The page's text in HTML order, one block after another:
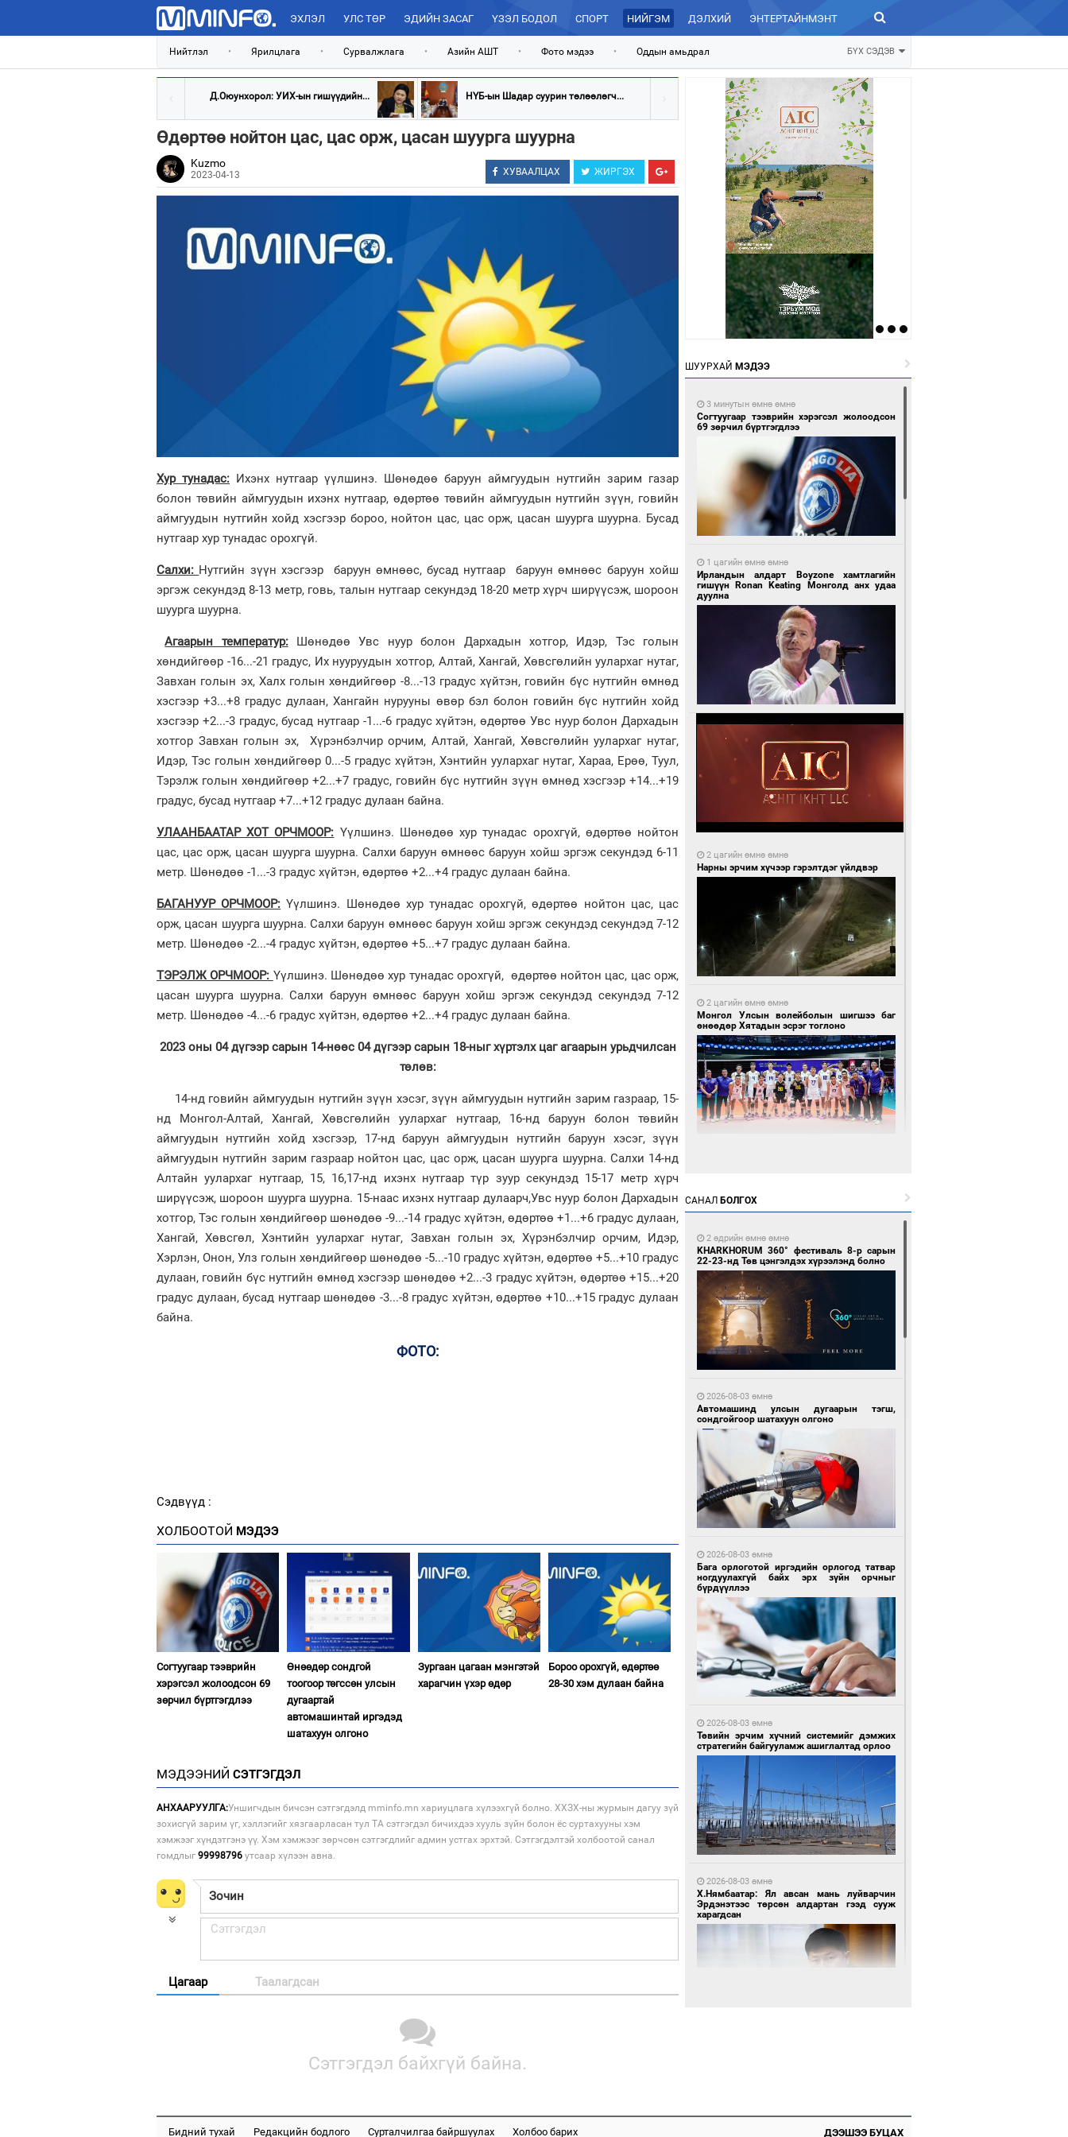
ЭХЛЭЛ УЛС ТӨР ЭДИЙН ЗАСАГ ҮЗЭЛ БОДОЛ СПОРТ НИЙГЭМ ДЭЛХИЙ ЭНТЕРТАЙНМЭНТ ЗУРХАЙ
Нийтлэл • Ярилцлага • Сурвалжлага • Азийн АШТ • Фото мэдээ • Оддын амьдрал БҮХ СЭДЭВ
Д.Оюунхорол: УИХ-ын гишүүдийн... НҮБ-ын Шадар суурин төлөөлөгч...
Өдөртөө нойтон цас, цас орж, цасан шуурга шуурна
Kuzmo
2023-04-13 ХУВААЛЦАХ ЖИРГЭХ
Хур тунадас: Ихэнх нутгаар үүлшинэ. Шөнөдөө баруун аймгуудын нутгийн зарим газар
болон төвийн аймгуудын ихэнх нутгаар, өдөртөө төвийн аймгуудын нутгийн зүүн, говийн
аймгуудын нутгийн хойд хэсгээр бороо, нойтон цас, цас орж, цасан шуурга шуурна. Бусад
нутгаар хур тунадас орохгүй.
Салхи: Нутгийн зүүн хэсгээр баруун өмнөөс, бусад нутгаар баруун өмнөөс баруун хойш
эргэж секундэд 8-13 метр, говь, талын нутгаар секундэд 18-20 метр хүрч ширүүсэж, шороон
шуурга шуурна.
Агаарын температур:Шөнөдөө Увс нуур болон Дархадын хотгор, Идэр, Тэс голын
хөндийгөөр -16...-21 градус, Их нууруудын хотгор, Алтай, Хангай, Хөвсгөлийн уулархаг нутаг,
Завхан голын эх, Халх голын хөндийгөөр -8...-13 градус хүйтэн, говийн бүс нутгийн өмнөд
хэсгээр +3...+8 градус дулаан, Хангайн нурууны өвөр бэл болон говийн бүс нутгийн хойд
хэсгээр +2...-3 градус, бусад нутгаар -1...-6 градус хүйтэн, өдөртөө Увс нуур болон Дархадын
хотгор Завхан голын эх, Хүрэнбэлчир орчим, Алтай, Хангай, Хөвсгөлийн уулархаг нутаг,
Идэр, Тэс голын хөндийгөөр 0...-5 градус хүйтэн, Хэнтийн уулархаг нутаг, Хараа, Ерөө, Туул,
Тэрэлж голын хөндийгөөр +2...+7 градус, говийн бүс нутгийн зүүн өмнөд хэсгээр +14...+19
градус, бусад нутгаар +7...+12 градус дулаан байна.
УЛААНБААТАР ХОТ ОРЧМООР: Үүлшинэ. Шөнөдөө хур тунадас орохгүй, өдөртөө нойтон
цас, цас орж, цасан шуурга шуурна. Салхи баруун өмнөөс баруун хойш эргэж секундэд 6-11
метр. Шөнөдөө -1...-3 градус хүйтэн, өдөртөө +2...+4 градус дулаан байна.
БАГАНУУР ОРЧМООР: Үүлшинэ. Шөнөдөө хур тунадас орохгүй, өдөртөө нойтон цас, цас
орж, цасан шуурга шуурна. Салхи баруун өмнөөс баруун хойш эргэж секундэд секундэд 7-12
метр. Шөнөдөө -2...-4 градус хүйтэн, өдөртөө +5...+7 градус дулаан байна.
ТЭРЭЛЖ ОРЧМООР: Үүлшинэ. Шөнөдөө хур тунадас орохгүй, өдөртөө нойтон цас, цас орж,
цасан шуурга шуурна. Салхи баруун өмнөөс баруун хойш эргэж секундэд секундэд 7-12
метр. Шөнөдөө -4...-6 градус хүйтэн, өдөртөө +2...+4 градус дулаан байна.
2023 оны 04 дүгээр сарын 14-нөөс 04 дүгээр сарын 18-ныг хүртэлх цаг агаарын урьдчилсан
төлөв:
14-нд говийн аймгуудын нутгийн зүүн хэсэг, зүүн аймгуудын нутгийн зарим газраар, 15-
нд Монгол-Алтай, Хангай, Хөвсгөлийн уулархаг нутгаар, 16-нд баруун болон төвийн
аймгуудын нутгийн хойд хэсгээр, 17-нд баруун аймгуудын нутгийн баруун хэсэг, зүүн
аймгуудын нутгийн зарим газраар нойтон цас, цас орж, цасан шуурга шуурна. Салхи 14-нд
Алтайн уулархаг нутгаар, 15, 16,17-нд ихэнх нутгаар түр зуур секундэд 15-17 метр хүрч
ширүүсэж, шороон шуурга шуурна. 15-наас ихэнх нутгаар дулаарч,Увс нуур болон Дархадын
хотгор, Тэс голын хөндийгөөр шөнөдөө -9...-14 градус хүйтэн, өдөртөө +1...+6 градус дулаан,
Хангай, Хөвсгөл, Хэнтийн уулархаг нутаг, Завхан голын эх, Хүрэнбэлчир орчим, Идэр,
Хэрлэн, Онон, Улз голын хөндийгөөр шөнөдөө -5...-10 градус хүйтэн, өдөртөө +5...+10 градус
дулаан, говийн бүс нутгийн өмнөд хэсгээр шөнөдөө +2...-3 градус хүйтэн, өдөртөө +15...+20
градус дулаан, бусад нутгаар шөнөдөө -3...-8 градус хүйтэн, өдөртөө +10...+15 градус дулаан
байна.
ФОТО:
Сэдвүүд :
ХОЛБООТОЙ МЭДЭЭ
Согтуугаар тээврийн
хэрэгсэл жолоодсон 69
зөрчил бүртгэгдлээ
Өнөөдөр сондгой
тоогоор төгссөн улсын
дугаартай
автомашинтай иргэдэд
шатахуун олгоно
Зургаан цагаан мэнгэтэй
харагчин үхэр өдөр
Бороо орохгүй, өдөртөө
28-30 хэм дулаан байна
МЭДЭЭНИЙ СЭТГЭГДЭЛ
АНХААРУУЛГА:Уншигчдын бичсэн сэтгэгдэлд mminfo.mn хариуцлага хүлээхгүй болно. ХХЗХ-ны журмын дагуу зүй
зохисгүй зарим үг, хэллэгийг хязгаарласан тул ТА сэтгэгдэл бичихдээ хууль зүйн болон ёс суртахууны хэм
хэмжээг хүндэтгэнэ үү. Хэм хэмжээг зөрчсөн сэтгэгдлийг админ устгах эрхтэй. Сэтгэгдэлтэй холбоотой санал
гомдлыг 99998796 утсаар хүлээн авна.
Цагаар Таалагдсан
Сэтгэгдэл байхгүй байна.
ШУУРХАЙ МЭДЭЭ
3 минутын өмнө өмнө
Согтуугаар тээврийн хэрэгсэл жолоодсон
69 зөрчил бүртгэгдлээ
1 цагийн өмнө өмнө
Ирландын алдарт Boyzone хамтлагийн
гишүүн Ronan Keating Монголд анх удаа
дуулна
2 цагийн өмнө өмнө
Нарны эрчим хүчээр гэрэлтдэг үйлдвэр
2 цагийн өмнө өмнө
Монгол Улсын волейболын шигшээ баг
өнөөдөр Хятадын эсрэг тоглоно
олгоно
2 цагийн өмнө өмнө
УИХ-ын дарга С.Бямбацогт Сутай хайрхны
тэнгэрийг тахих тахилгад оролцлоо
2 цагийн өмнө өмнө
Зургаан цагаан мэнгэтэй харагчин үхэр
өдөр
2 цагийн өмнө өмнө
Бороо орохгүй, өдөртөө 28-30 хэм дулаан
байна
16 цагийн өмнө өмнө
Бүх төрлийн шатахууны импортыг шуурхай
тээвэрлэхэд гурван яам хамтран ажиллана
17 цагийн өмнө өмнө
С.Амарсайхан: Иргэдийг хохироосон ААН-
САНАЛ БОЛГОХ
2 өдрийн өмнө өмнө
KHARKHORUM 360° фестиваль 8-р сарын
22-23-нд Төв цэнгэлдэх хүрээлэнд болно
2026-08-03 өмнө
Автомашинд улсын дугаарын тэгш,
сондгойгоор шатахуун олгоно
2026-08-03 өмнө
Бага орлоготой иргэдийн орлогод татвар
ногдуулахгүй байх эрх зүйн орчныг
бүрдүүллээ
2026-08-03 өмнө
Төвийн эрчим хүчний системийг дэмжих
стратегийн байгууламж ашиглалтад орлоо
2026-08-03 өмнө
Х.Нямбаатар: Ял авсан мань луйварчин
Эрдэнэтээс төрсөн алдартан гээд сууж
харагдсан
Бидний тухай Редакцийн бодлого Сурталчилгаа байршуулах Холбоо барих ДЭЭШЭЭ БУЦАХ